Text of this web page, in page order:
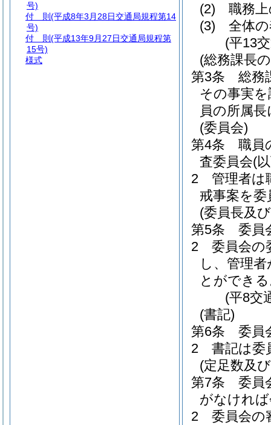
(2)
職務
(3)
全体
(平13
(総務課長
第3条
総務
その事実
員の所属
(委員会)
第4条
職員
査委員会(
2
管理者は
戒事案を
(委員長及
第5条
委員
2
委員会の
し、管理
とができ
(平8交
(書記)
第6条
委員
2
書記は委
(定足数及
第7条
委員
がなけれ
2
委員会の
号)
付 則 (平成8年3月28日交通局規程第14
号)
付 則 (平成13年9月27日交通局規程第
15号)
様式